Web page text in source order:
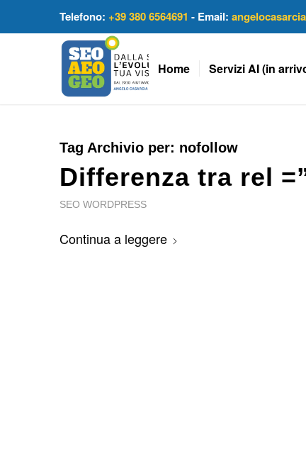
Telefono: +39 380 6564691 - Email:
Home Servizi AI (in
Tag Archivio per: nofollow
Differenza tra rel
SEO WORDPRESS
Continua a leggere